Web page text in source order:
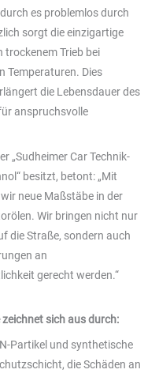
es problemlos durch
sorgt die einzigartige
trockenem Trieb bei
Temperaturen. Dies
die Lebensdauer des
anspruchsvolle
„Sudheimer Car Technik-
besitzt, betont: „Mit
neue Maßstäbe in der
Wir bringen nicht nur
die Straße, sondern auch
an
gerecht werden.“
zeichnet sich aus durch:
Partikel und synthetische
die Schäden an